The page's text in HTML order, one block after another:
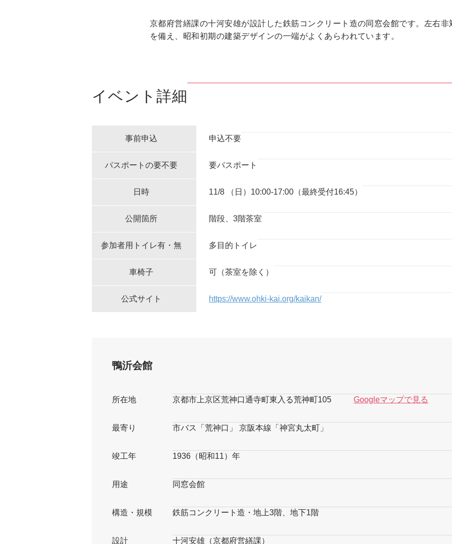
京都府営繕課の十河安雄が設計した鉄筋コンクリート造の同窓会館です。左右
を備え、昭和初期の建築デザインの一端がよくあらわれています。
イベント詳細
事前申込 申込不要
パスポートの要不要 要パスポート
日時 11/8 （日）10:00-17:00（最終受付16:45）
公開箇所 階段、3階茶室
参加者用トイレ有・無 多目的トイレ
車椅子 可（茶室を除く）
公式サイト https://www.ohki-kai.org/kaikan/
鴨沂会館
所在地 京都市上京区荒神口通寺町東入る荒神町105 Googleマップで見る
最寄り 市バス「荒神口」 京阪本線「神宮丸太町」
竣工年 1936（昭和11）年
用途 同窓会館
構造・規模 鉄筋コンクリート造・地上3階、地下1階
設計 十河安雄（京都府営繕課）